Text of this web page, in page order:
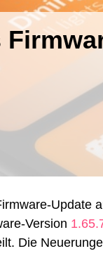
Update
Version
Die